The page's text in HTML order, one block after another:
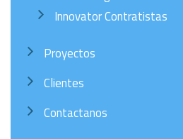
Innovator Contratistas
Proyectos
Clientes
Contactanos